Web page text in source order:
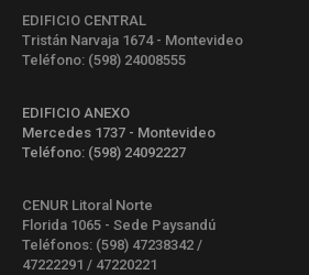
EDIFICIO CENTRAL
Tristán Narvaja 1674 - Montevideo
Teléfono: (598) 24008555
EDIFICIO ANEXO
Mercedes 1737 - Montevideo
Teléfono: (598) 24092227
CENUR Litoral Norte
Florida 1065 - Sede Paysandú
Teléfonos: (598) 47238342 /
47222291 / 47220221